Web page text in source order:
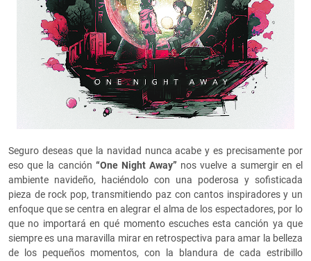
Seguro deseas que la navidad nunca acabe y es precisamente por
eso que la canción “One Night Away” nos vuelve a sumergir en el
ambiente navideño, haciéndolo con una poderosa y sofisticada
pieza de rock pop, transmitiendo paz con cantos inspiradores y un
enfoque que se centra en alegrar el alma de los espectadores, por lo
que no importará en qué momento escuches esta canción ya que
siempre es una maravilla mirar en retrospectiva para amar la belleza
de los pequeños momentos, con la blandura de cada estribillo